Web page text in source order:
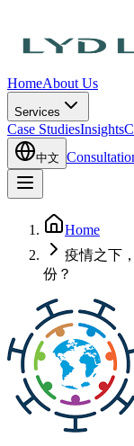
HomeAbout Us
Services
Case StudiesInsights
中文
Home
疫情之下
份？